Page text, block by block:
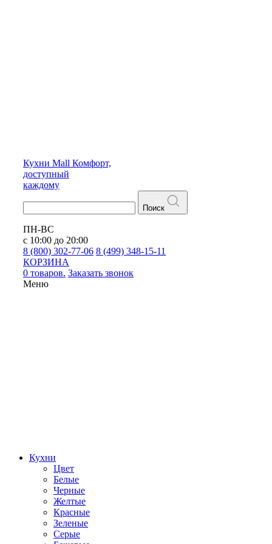
Кухни Mall Комфорт,
доступный
каждому
Поиск
ПН-ВС
с 10:00 до 20:00
8 (800) 302-77-06 8 (499) 348-15-11
КОРЗИНА
0 товаров. Заказать звонок
Меню
Кухни
Цвет
Белые
Черные
Желтые
Красные
Зеленые
Серые